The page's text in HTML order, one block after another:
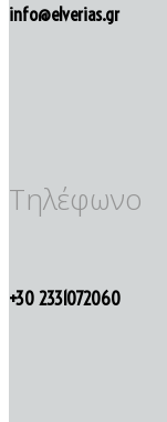
info@elverias.gr
Τηλέφωνο
+30 2331072060